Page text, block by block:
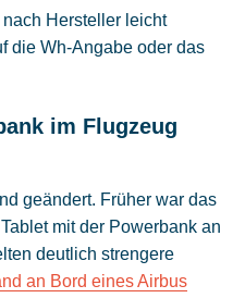
Hersteller leicht
die Wh-Angabe oder das
im Flugzeug
geändert. Früher war das
mit der Powerbank an
deutlich strengere
an Bord eines Airbus